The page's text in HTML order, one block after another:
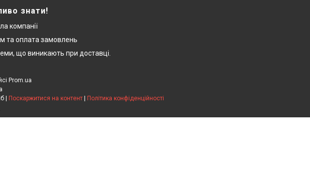
знати!
компанії
та оплата замовлень
що виникають при доставці.
Prom.ua
"ЛюксРяд" - міні парфуми, тестера ароматів преміум якості оптом та в роздріб | Поскаржитися на контент | Політика конфіденційності